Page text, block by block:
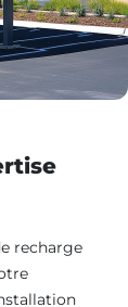
recharge